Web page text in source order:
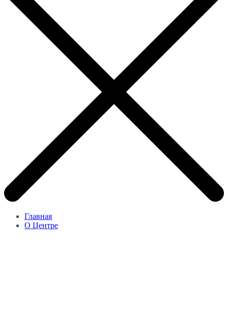
Главная
О Центре